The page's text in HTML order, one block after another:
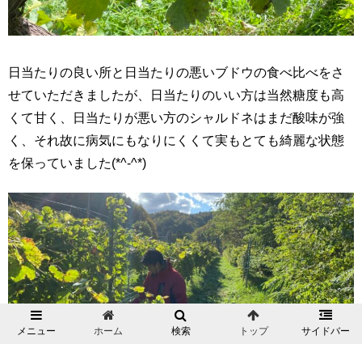
日当たりの良い所と日当たりの悪いブドウの食べ比べをさ
せていただきましたが、日当たりのいい方は当然糖度も高
くて甘く、日当たりが悪い方のシャルドネはまだ酸味が強
く、それ故に病気にもなりにくくて実もとても綺麗な状態
を保っていました(*^-^*)
メニュー ホーム 検索 トップ サイドバー